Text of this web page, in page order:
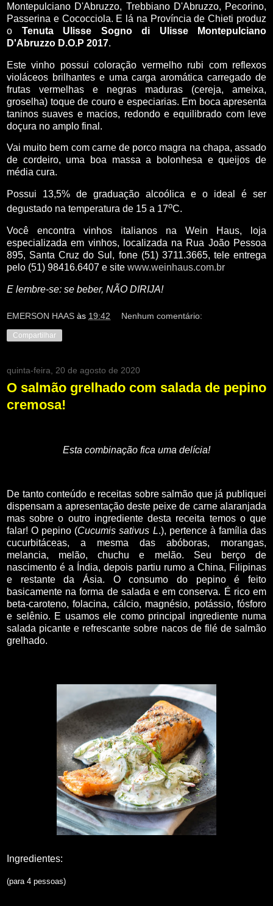
Montepulciano D'Abruzzo, Trebbiano D'Abruzzo, Pecorino,
Passerina e Cococciola. E lá na Província de Chieti produz
o Tenuta Ulisse Sogno di Ulisse Montepulciano
D'Abruzzo D.O.P 2017.
Este vinho possui coloração vermelho rubi com reflexos
violáceos brilhantes e uma carga aromática carregado de
frutas vermelhas e negras maduras (cereja, ameixa,
groselha) toque de couro e especiarias. Em boca apresenta
taninos suaves e macios, redondo e equilibrado com leve
doçura no amplo final.
Vai muito bem com carne de porco magra na chapa, assado
de cordeiro, uma boa massa a bolonhesa e queijos de
média cura.
Possui 13,5% de graduação alcoólica e o ideal é ser
degustado na temperatura de 15 a 17oC.
Você encontra vinhos italianos na Wein Haus, loja
especializada em vinhos, localizada na Rua João Pessoa
895, Santa Cruz do Sul, fone (51) 3711.3665, tele entrega
pelo (51) 98416.6407 e site www.weinhaus.com.br
E lembre-se: se beber, NÃO DIRIJA!
EMERSON HAAS às 19:42 Nenhum comentário:
Compartilhar
quinta-feira, 20 de agosto de 2020
O salmão grelhado com salada de pepino
cremosa!
Esta combinação fica uma delícia!
De tanto conteúdo e receitas sobre salmão que já publiquei
dispensam a apresentação deste peixe de carne alaranjada
mas sobre o outro ingrediente desta receita temos o que
falar! O pepino (Cucumis sativus L.), pertence à família das
cucurbitáceas, a mesma das abóboras, morangas,
melancia, melão, chuchu e melão. Seu berço de
nascimento é a Índia, depois partiu rumo a China, Filipinas
e restante da Ásia. O consumo do pepino é feito
basicamente na forma de salada e em conserva. É rico em
beta-caroteno, folacina, cálcio, magnésio, potássio, fósforo
e selênio. E usamos ele como principal ingrediente numa
salada picante e refrescante sobre nacos de filé de salmão
grelhado.
Ingredientes:
(para 4 pessoas)